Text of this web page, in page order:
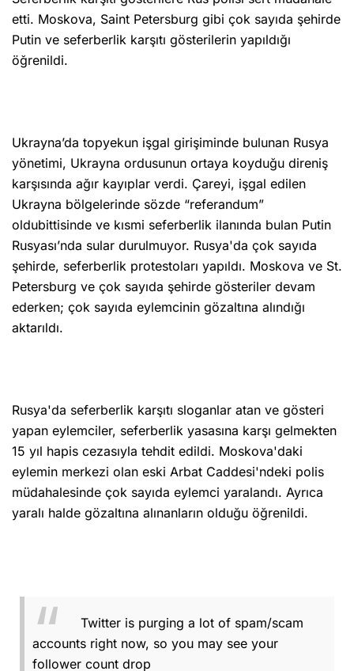
etti. Moskova, Saint Petersburg gibi çok sayıda şehirde
Putin ve seferberlik karşıtı gösterilerin yapıldığı
öğrenildi.
Ukrayna’da topyekun işgal girişiminde bulunan Rusya
yönetimi, Ukrayna ordusunun ortaya koyduğu direniş
karşısında ağır kayıplar verdi. Çareyi, işgal edilen
Ukrayna bölgelerinde sözde “referandum”
oldubittisinde ve kısmi seferberlik ilanında bulan Putin
Rusyası’nda sular durulmuyor. Rusya'da çok sayıda
şehirde, seferberlik protestoları yapıldı. Moskova ve St.
Petersburg ve çok sayıda şehirde gösteriler devam
ederken; çok sayıda eylemcinin gözaltına alındığı
aktarıldı.
Rusya'da seferberlik karşıtı sloganlar atan ve gösteri
yapan eylemciler, seferberlik yasasına karşı gelmekten
15 yıl hapis cezasıyla tehdit edildi. Moskova'daki
eylemin merkezi olan eski Arbat Caddesi'ndeki polis
müdahalesinde çok sayıda eylemci yaralandı. Ayrıca
yaralı halde gözaltına alınanların olduğu öğrenildi.
Twitter is purging a lot of spam/scam
accounts right now, so you may see your
follower count drop